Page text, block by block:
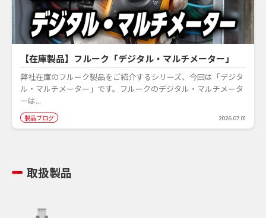
【在庫製品】フルーク「デジタル・マルチメーター」
弊社在庫のフルーク製品をご紹介するシリーズ、今回は「デジタ
ル・マルチメーター」です。フルークのデジタル・マルチメータ
ーは...
製品ブログ 2026.07.01
取扱製品